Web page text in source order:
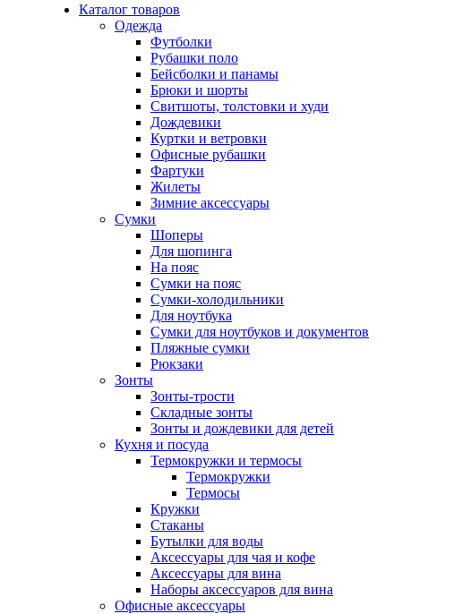
Каталог товаров
Одежда
Футболки
Рубашки поло
Бейсболки и панамы
Брюки и шорты
Свитшоты, толстовки и худи
Дождевики
Куртки и ветровки
Офисные рубашки
Фартуки
Жилеты
Зимние аксессуары
Сумки
Шоперы
Для шопинга
На пояс
Сумки на пояс
Сумки-холодильники
Для ноутбука
Сумки для ноутбуков и документов
Пляжные сумки
Рюкзаки
Зонты
Зонты-трости
Складные зонты
Зонты и дождевики для детей
Кухня и посуда
Термокружки и термосы
Термокружки
Термосы
Кружки
Стаканы
Бутылки для воды
Аксессуары для чая и кофе
Аксессуары для вина
Наборы аксессуаров для вина
Офисные аксессуары